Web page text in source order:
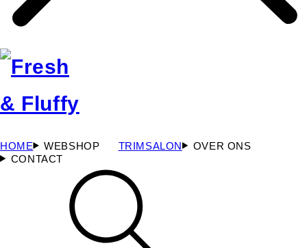
HOME WEBSHOP TRIMSALON
OVER ONS
CONTACT